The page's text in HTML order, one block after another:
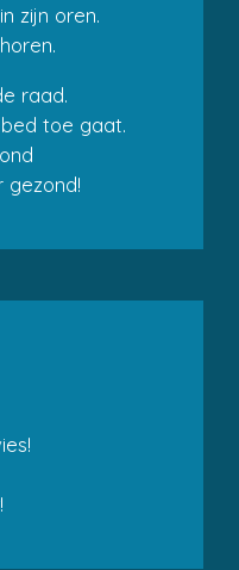
zijn oren.
raad.
toe gaat.
gezond!